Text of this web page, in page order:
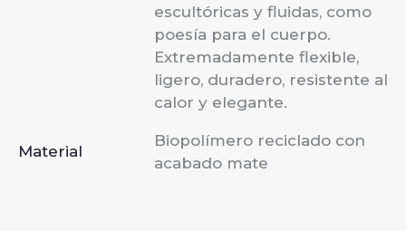
escultóricas y fluidas, como
poesía para el cuerpo.
Extremadamente flexible,
ligero, duradero, resistente al
calor y elegante.
Material
Biopolímero reciclado con
acabado mate